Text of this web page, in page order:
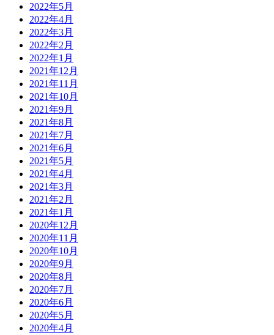
2022年5月
2022年4月
2022年3月
2022年2月
2022年1月
2021年12月
2021年11月
2021年10月
2021年9月
2021年8月
2021年7月
2021年6月
2021年5月
2021年4月
2021年3月
2021年2月
2021年1月
2020年12月
2020年11月
2020年10月
2020年9月
2020年8月
2020年7月
2020年6月
2020年5月
2020年4月